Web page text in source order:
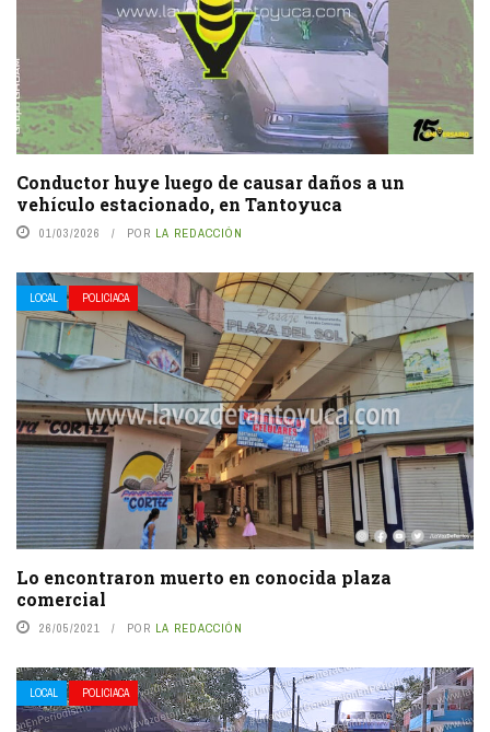
Conductor huye luego de causar daños a un
vehículo estacionado, en Tantoyuca
01/03/2026 POR LA REDACCIÓN
LOCAL POLICIACA
Lo encontraron muerto en conocida plaza
comercial
26/05/2021 POR LA REDACCIÓN
LOCAL POLICIACA